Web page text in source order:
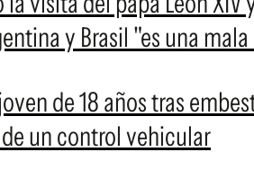
y Brasil "es una
de 18 años tras
un control vehicular